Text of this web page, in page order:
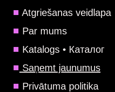
Atgriešanas veidlapa
Par mums
Katalogs • Каталог
Saņemt jaunumus
Privātuma politika